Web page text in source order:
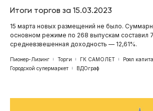
Итоги торгов за 15.03.2023
15 марта новых размещений не было.
основном режиме по 268 выпускам составил
средневзвешенная доходность — 12,61%.
Пионер-Лизинг Торги ГК САМОЛЕТ Роял
Городской супермаркет
ВДОграф